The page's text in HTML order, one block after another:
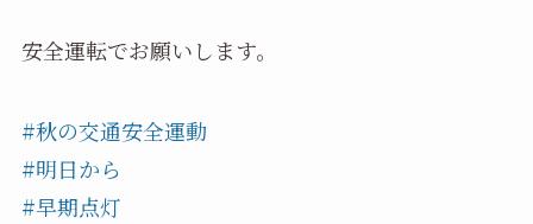
安全運転でお願いします。
#秋の交通安全運動
#明日から
#早期点灯